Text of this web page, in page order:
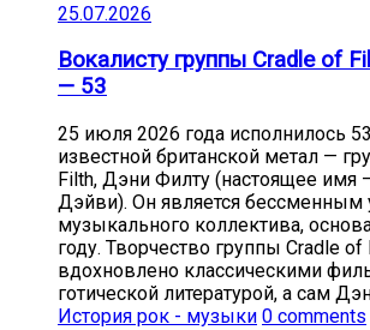
25.07.2026
Вокалисту группы Cradle of
— 53
25 июля 2026 года исполнилось
известной британской метал —
Filth, Дэни Филту (настоящее
Дэйви). Он является бессменным
музыкального коллектива,
году. Творчество группы Cradle
вдохновлено классическими
готической литературой, а сам
История рок - музыки 0 comments